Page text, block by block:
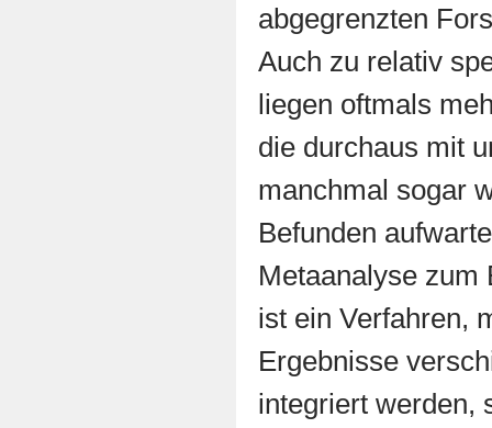
abgegrenzten
Auch zu relativ
liegen oftmals
die durchaus mit
manchmal sogar
Befunden
Metaanalyse zum
ist ein Verfahren,
Ergebnisse
integriert werden,